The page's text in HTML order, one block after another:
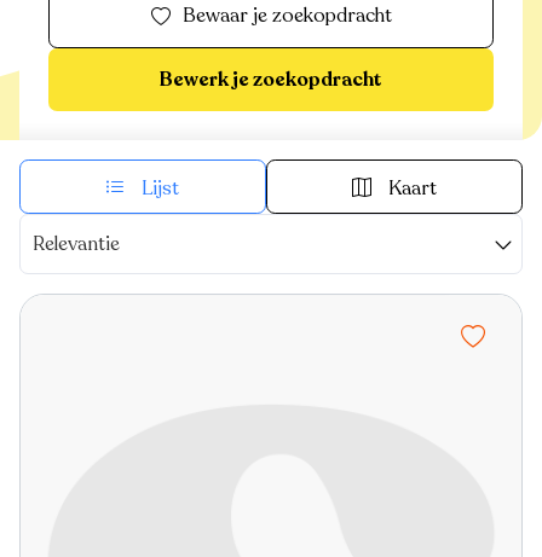
Bewaar je zoekopdracht
Bewerk je zoekopdracht
Lijst Kaart
Relevantie